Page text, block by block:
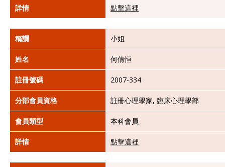
詳情 點擊這裡
稱謂 小姐
姓名 何倩恒
註冊號碼 2007-334
分部會員資格 註冊心理學家, 臨床心理學部
會員類型 本科會員
詳情 點擊這裡